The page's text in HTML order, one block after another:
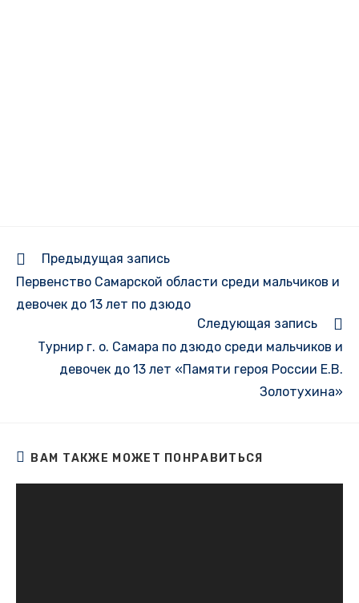
Еще
Предыдущая запись
Первенство Самарской области среди мальчиков и
девочек до 13 лет по дзюдо
Следующая запись
Турнир г. о. Самара по дзюдо среди мальчиков и
девочек до 13 лет «Памяти героя России Е.В.
Золотухина»
ВАМ ТАКЖЕ МОЖЕТ ПОНРАВИТЬСЯ